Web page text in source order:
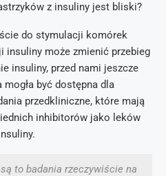
z insuliny jest bliski?
do stymulacji komórek
insuliny może zmienić przebieg
insuliny, przed nami jeszcze
być dostępna dla
przedkliniczne, które mają
inhibitorów jako leków
to badania rzeczywiście na